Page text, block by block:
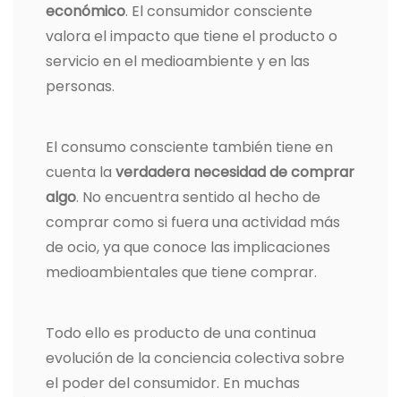
económico. El consumidor consciente
valora el impacto que tiene el producto o
servicio en el medioambiente y en las
personas.
El consumo consciente también tiene en
cuenta la verdadera necesidad de comprar
algo. No encuentra sentido al hecho de
comprar como si fuera una actividad más
de ocio, ya que conoce las implicaciones
medioambientales que tiene comprar.
Todo ello es producto de una continua
evolución de la conciencia colectiva sobre
el poder del consumidor. En muchas